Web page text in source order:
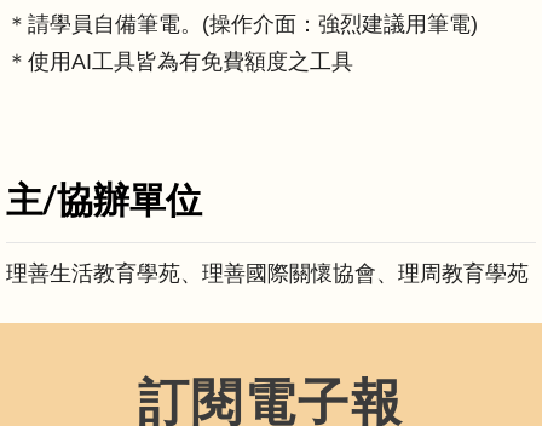
＊請學員自備筆電。(操作介面：強烈建議用筆電)
＊使用AI工具皆為有免費額度之工具
主/協辦單位
理善生活教育學苑、理善國際關懷協會、理周教育學苑
訂閱電子報